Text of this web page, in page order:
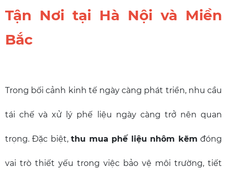
Tận Nơi tại Hà Nội và Miền
Bắc
Trong bối cảnh kinh tế ngày càng phát triển, nhu cầu
tái chế và xử lý phế liệu ngày càng trở nên quan
trọng. Đặc biệt,thu mua phế liệu nhôm kẽm đóng
vai trò thiết yếu trong việc bảo vệ môi trường, tiết